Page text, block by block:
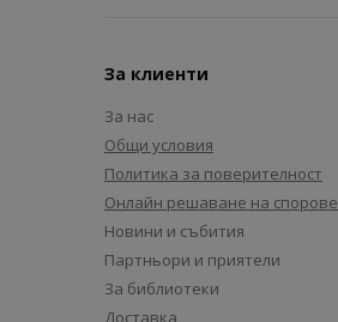
За клиенти
За нас
Общи условия
Политика за поверителност
Онлайн решаване на спорове
Новини и събития
Партньори и приятели
За библиотеки
Доставка